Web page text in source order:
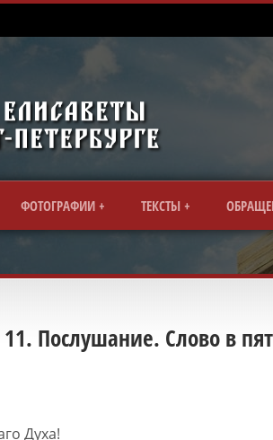
ФОТОГРАФИИ ТЕКСТЫ
Послушание. Слово в
Духа!